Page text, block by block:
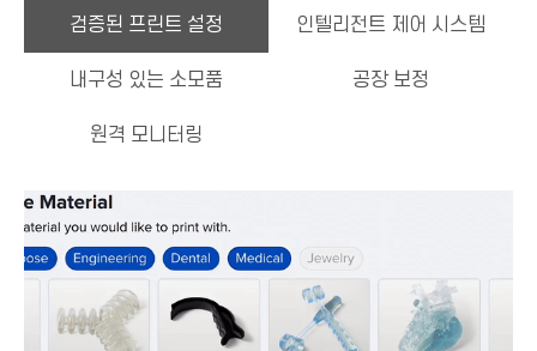
검증된 프린트 설정 인텔리전트 제어 시스템
내구성 있는 소모품 공장 보정
원격 모니터링